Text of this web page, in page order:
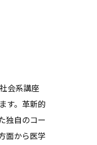
会系講座
す。革新的
独自のコー
面から医学